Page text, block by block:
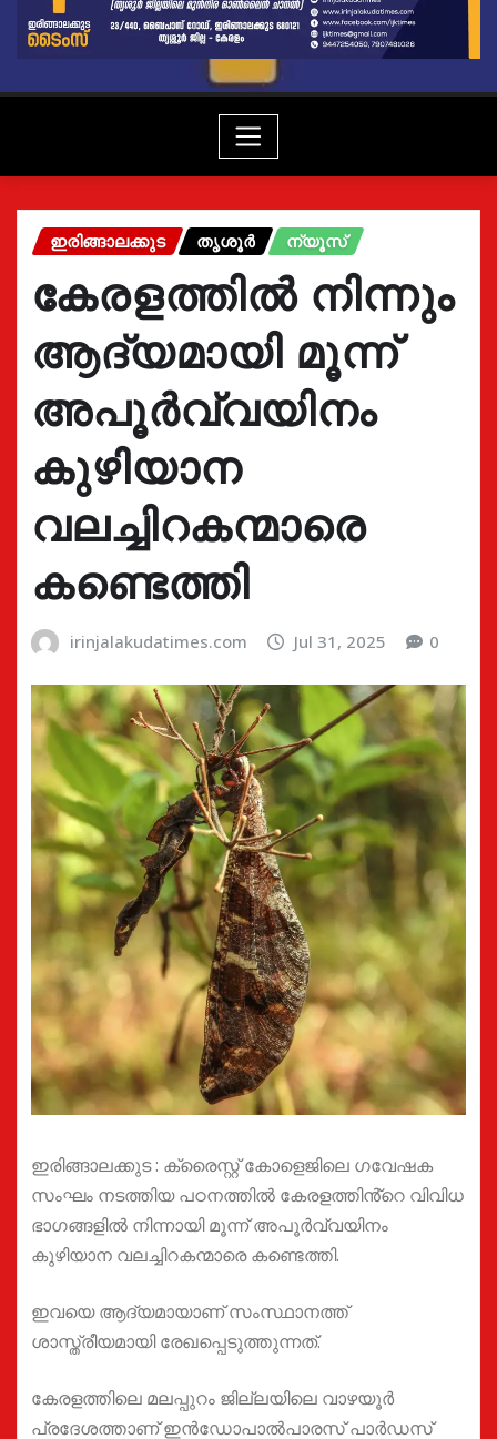
ഇരിങ്ങാലക്കുട തൃശൂർ ന്യൂസ്
കേരളത്തിൽ നിന്നും
ആദ്യമായി മൂന്ന്
അപൂർവ്വയിനം
കുഴിയാന
വലച്ചിറകന്മാരെ
കണ്ടെത്തി
irinjalakudatimes.com Jul 31, 2025 0
ഇരിങ്ങാലക്കുട : ക്രൈസ്റ്റ് കോളെജിലെ ഗവേഷക
സംഘം നടത്തിയ പഠനത്തിൽ കേരളത്തിൻ്റെ വിവിധ
ഭാഗങ്ങളിൽ നിന്നായി മൂന്ന് അപൂർവ്വയിനം
കുഴിയാന വലച്ചിറകന്മാരെ കണ്ടെത്തി.
ഇവയെ ആദ്യമായാണ് സംസ്ഥാനത്ത്
ശാസ്ത്രീയമായി രേഖപ്പെടുത്തുന്നത്.
കേരളത്തിലെ മലപ്പുറം ജില്ലയിലെ വാഴയൂർ
പ്രദേശത്താണ് ഇൻഡോപാൽപാരസ് പാർഡസ്